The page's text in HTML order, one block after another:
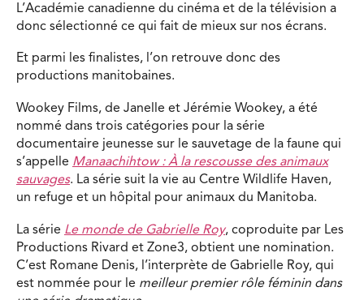
L’Académie canadienne du cinéma et de la télévision a
donc sélectionné ce qui fait de mieux sur nos écrans.
Et parmi les finalistes, l’on retrouve donc des
productions manitobaines.
Wookey Films, de Janelle et Jérémie Wookey, a été
nommé dans trois catégories pour la série
documentaire jeunesse sur le sauvetage de la faune qui
s’appelle Manaachihtow : À la rescousse des animaux
sauvages. La série suit la vie au Centre Wildlife Haven,
un refuge et un hôpital pour animaux du Manitoba.
La série Le monde de Gabrielle Roy, coproduite par Les
Productions Rivard et Zone3, obtient une nomination.
C’est Romane Denis, l’interprète de Gabrielle Roy, qui
est nommée pour le meilleur premier rôle féminin dans